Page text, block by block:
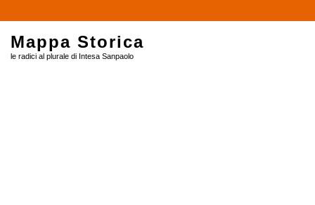
Mappa Storica
le radici al plurale di Intesa Sanpaolo